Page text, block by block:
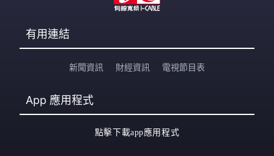
有用連結
新聞資訊 財經資訊 電視節目表
App 應用程式
點擊下載app應用程式